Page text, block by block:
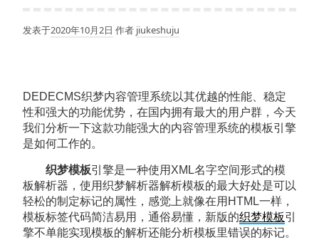
发表于2020年10月2日 作者 jiukeshuju
DEDECMS织梦内容管理系统以其优越的性能、稳定
性和强大的功能优势，在国内拥有最大的用户群，今天
我们分析一下这款功能强大的内容管理系统的模板引擎
是如何工作的。
织梦模板引擎是一种使用XML名字空间形式的模
板解析器，使用织梦解析器解析模板的最大好处是可以
轻松的制定标记的属性，感觉上就像在用HTML一样，
模板标签代码简洁易用，通俗易懂，新版的织梦模板引
擎不单能实现模板的解析还能分析模板里错误的标记。